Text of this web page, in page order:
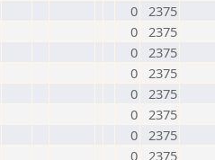
0 2375
0 2375
0 2375
0 2375
0 2375
0 2375
0 2375
0 2375